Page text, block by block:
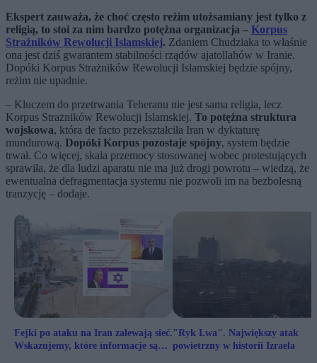
Ekspert zauważa, że choć często reżim utożsamiany jest tylko z
religią, to stoi za nim bardzo potężna organizacja – Korpus
Strażników Rewolucji Islamskiej. Zdaniem Chudziaka to właśnie
ona jest dziś gwarantem stabilności rządów ajatollahów w Iranie.
Dopóki Korpus Strażników Rewolucji Islamskiej będzie spójny,
reżim nie upadnie.
– Kluczem do przetrwania Teheranu nie jest sama religia, lecz
Korpus Strażników Rewolucji Islamskiej. To potężna struktura
wojskowa, która de facto przekształciła Iran w dyktaturę
mundurową. Dopóki Korpus pozostaje spójny, system będzie
trwał. Co więcej, skala przemocy stosowanej wobec protestujących
sprawiła, że dla ludzi aparatu nie ma już drogi powrotu – wiedzą, że
ewentualna defragmentacja systemu nie pozwoli im na bezbolesną
tranzycję – dodaje.
Fejki po ataku na Iran zalewają sieć.
Wskazujemy, które informacje są
"Ryk Lwa". Największy atak
powietrzny w historii Izraela